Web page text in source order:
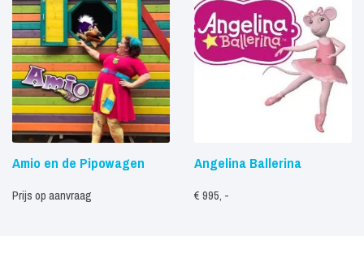
Amio en de Pipowagen
Prijs op aanvraag
Angelina Ballerina
€ 995, -